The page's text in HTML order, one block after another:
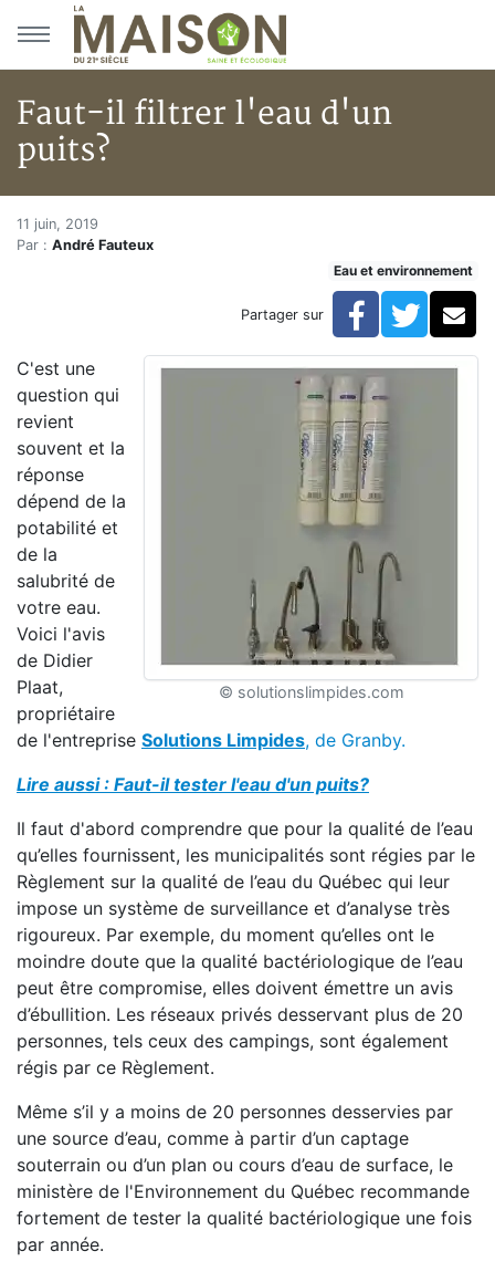
Aller au menu principal
Aller au contenu principal
Faut-il filtrer l'eau d'un
puits?
Accueil
Articles
Faut-il filtrer l'eau d'un puits?
11 juin, 2019
Par : André Fauteux
Eau et environnement
Partager sur Facebook
© solutionslimpides.com
C'est une
question qui
revient
souvent et la
réponse
dépend de la
potabilité et
de la
salubrité de
votre eau.
Voici l'avis
de Didier
Plaat,
propriétaire
de l'entreprise Solutions Limpides, de Granby.
Lire aussi : Faut-il tester l'eau d'un puits?
Il faut d'abord comprendre que pour la qualité de l’eau
qu’elles fournissent, les municipalités sont régies par le
Règlement sur la qualité de l’eau du Québec qui leur
impose un système de surveillance et d’analyse très
rigoureux. Par exemple, du moment qu’elles ont le
moindre doute que la qualité bactériologique de l’eau
peut être compromise, elles doivent émettre un avis
d’ébullition. Les réseaux privés desservant plus de 20
personnes, tels ceux des campings, sont également
régis par ce Règlement.
Même s’il y a moins de 20 personnes desservies par
une source d’eau, comme à partir d’un captage
souterrain ou d’un plan ou cours d’eau de surface, le
ministère de l'Environnement du Québec recommande
fortement de tester la qualité bactériologique une fois
par année.